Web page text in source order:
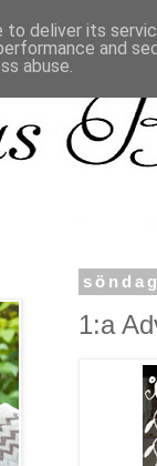
1:a
deliver its
and
abuse.